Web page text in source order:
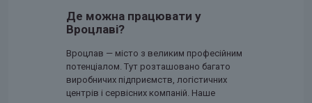
Де можна працювати у
Вроцлаві?
Вроцлав — місто з великим професійним
потенціалом. Тут розташовано багато
виробничих підприємств, логістичних
центрів і сервісних компаній. Наше